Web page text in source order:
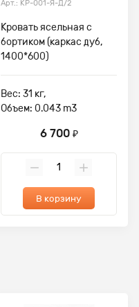
Арт.: КР-001-Я-Д/2
Кровать ясельная с
бортиком (каркас дуб,
1400*600)
Вес: 31 кг,
Объем: 0.043 m3
6 700 ₽
В корзину